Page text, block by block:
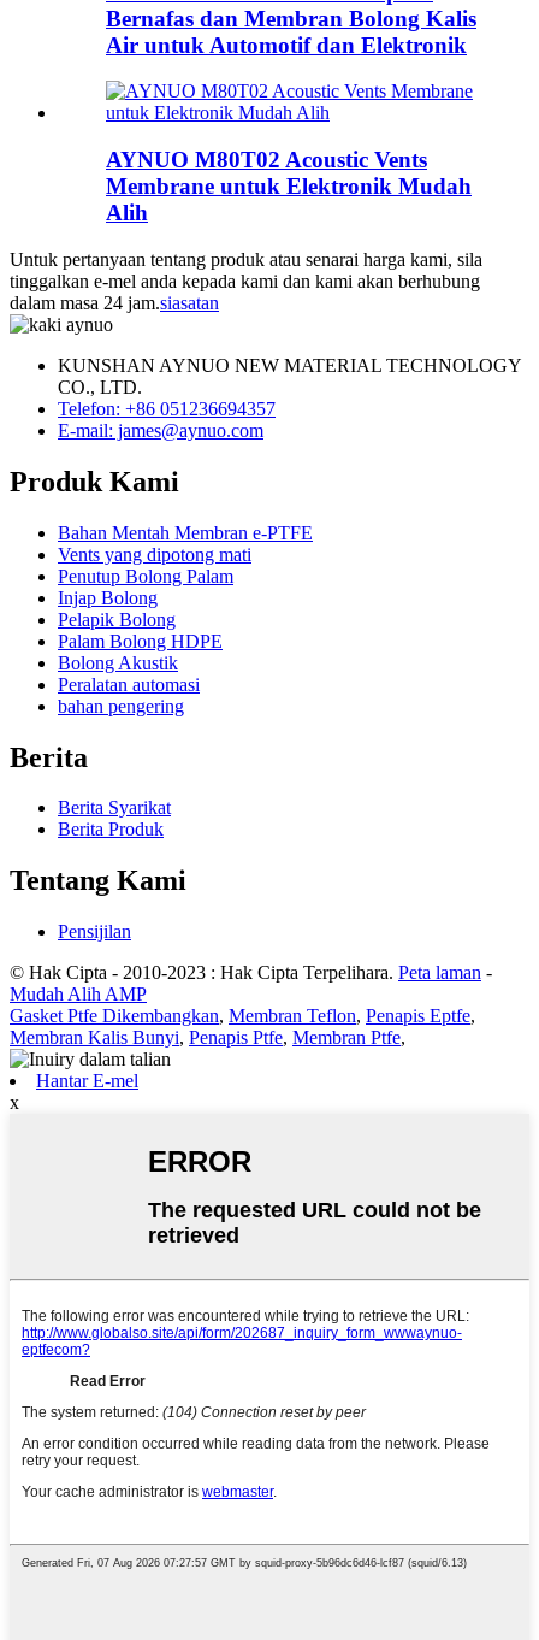
Bernafas dan Membran Bolong Kalis
Air untuk Automotif dan Elektronik
AYNUO M80T02 Acoustic Vents
Membrane untuk Elektronik Mudah
Alih
Untuk pertanyaan tentang produk atau senarai harga kami, sila
tinggalkan e-mel anda kepada kami dan kami akan berhubung
dalam masa 24 jam.siasatan
KUNSHAN AYNUO NEW MATERIAL TECHNOLOGY
CO., LTD.
Telefon: +86 051236694357
E-mail: james@aynuo.com
Produk Kami
Bahan Mentah Membran e-PTFE
Vents yang dipotong mati
Penutup Bolong Palam
Injap Bolong
Pelapik Bolong
Palam Bolong HDPE
Bolong Akustik
Peralatan automasi
bahan pengering
Berita
Berita Syarikat
Berita Produk
Tentang Kami
Pensijilan
© Hak Cipta - 2010-2023 : Hak Cipta Terpelihara. Peta laman -
Mudah Alih AMP
Gasket Ptfe Dikembangkan, Membran Teflon, Penapis Eptfe,
Membran Kalis Bunyi, Penapis Ptfe, Membran Ptfe,
Hantar E-mel
x